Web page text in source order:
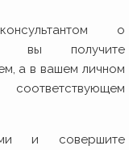
о
вы получите
а в вашем личном
и совершите